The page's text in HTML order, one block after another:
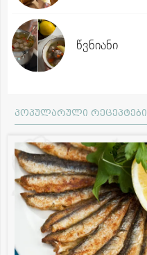
წვნიანი
პოპულარული რეცეპტები